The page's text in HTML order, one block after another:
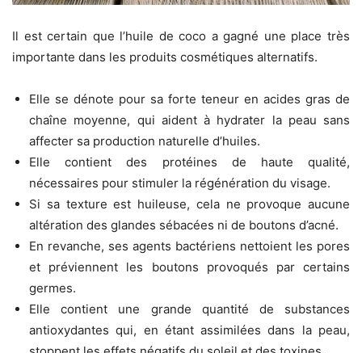
Il est certain que l’huile de coco a gagné une place très
importante dans les produits cosmétiques alternatifs.
Elle se dénote pour sa forte teneur en acides gras de
chaîne moyenne, qui aident à hydrater la peau sans
affecter sa production naturelle d’huiles.
Elle contient des protéines de haute qualité,
nécessaires pour stimuler la régénération du visage.
Si sa texture est huileuse, cela ne provoque aucune
altération des glandes sébacées ni de boutons d’acné.
En revanche, ses agents bactériens nettoient les pores
et préviennent les boutons provoqués par certains
germes.
Elle contient une grande quantité de substances
antioxydantes qui, en étant assimilées dans la peau,